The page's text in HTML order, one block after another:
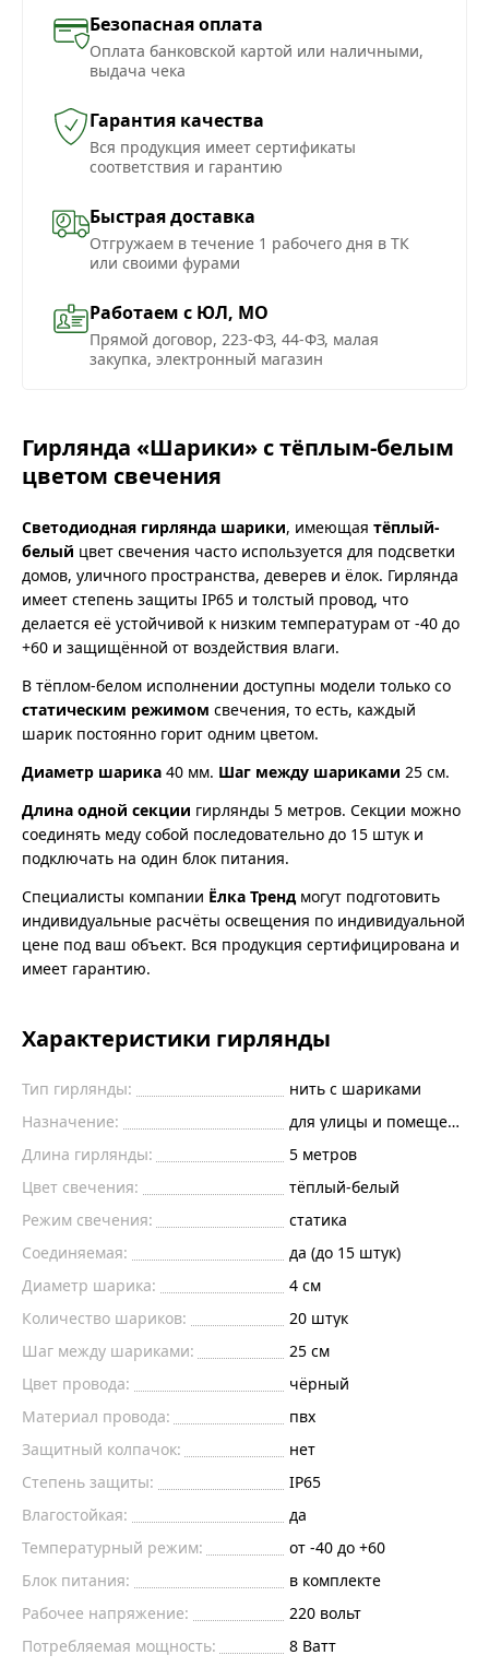
Безопасная оплата
Оплата банковской картой или наличными,
выдача чека
Гарантия качества
Вся продукция имеет сертификаты
соответствия и гарантию
Быстрая доставка
Отгружаем в течение 1 рабочего дня в ТК
или своими фурами
Работаем с ЮЛ, МО
Прямой договор, 223-ФЗ, 44-ФЗ, малая
закупка, электронный магазин
Гирлянда «Шарики» с тёплым-белым
цветом свечения
Светодиодная гирлянда шарики, имеющая тёплый-
белый цвет свечения часто используется для подсветки
домов, уличного пространства, деверев и ёлок. Гирлянда
имеет степень защиты IP65 и толстый провод, что
делается её устойчивой к низким температурам от -40 до
+60 и защищённой от воздействия влаги.
В тёплом-белом исполнении доступны модели только со
статическим режимом свечения, то есть, каждый
шарик постоянно горит одним цветом.
Диаметр шарика 40 мм. Шаг между шариками 25 см.
Длина одной секции гирлянды 5 метров. Секции можно
соединять меду собой последовательно до 15 штук и
подключать на один блок питания.
Специалисты компании Ёлка Трендмогут подготовить
индивидуальные расчёты освещения по индивидуальной
цене под ваш объект. Вся продукция сертифицирована и
имеет гарантию.
Характеристики гирлянды
Тип гирлянды:
нить с шариками
Назначение:
для улицы и помещений
Длина гирлянды:
5 метров
Цвет свечения:
тёплый-белый
Режим свечения:
статика
Соединяемая:
да (до 15 штук)
Диаметр шарика:
4 см
Количество шариков:
20 штук
Шаг между шариками:
25 см
Цвет провода:
чёрный
Материал провода:
пвх
Защитный колпачок:
нет
Степень защиты:
IP65
Влагостойкая:
да
Температурный режим:
от -40 до +60
Блок питания:
в комплекте
Рабочее напряжение:
220 вольт
Потребляемая мощность:
8 Ватт